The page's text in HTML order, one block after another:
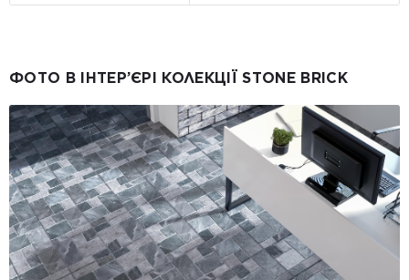
ФОТО В ІНТЕР’ЄРІ КОЛЕКЦІЇ STONE BRICK